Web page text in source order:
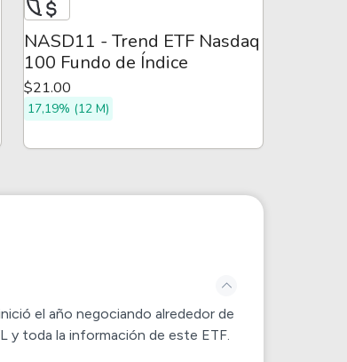
NASD11 - Trend ETF Nasdaq
100 Fundo de Índice
$21.00
17,19% (12 M)
el año negociando alrededor de
y toda la información de este ETF.